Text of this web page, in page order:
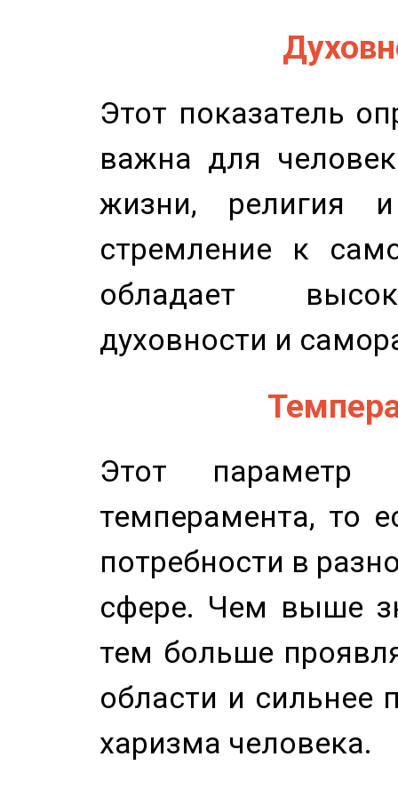
Этот показатель
важна для
жизни, религия
стремление к
обладает
духовности и
Этот параметр
темперамента, то
потребности в
сфере. Чем выше
тем больше
области и сильнее
харизма человека.